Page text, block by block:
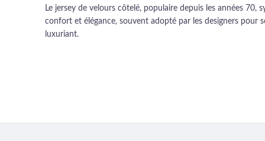
Le jersey de velours côtelé, populaire depuis les années 70,
confort et élégance, souvent adopté par les designers pour
luxuriant.